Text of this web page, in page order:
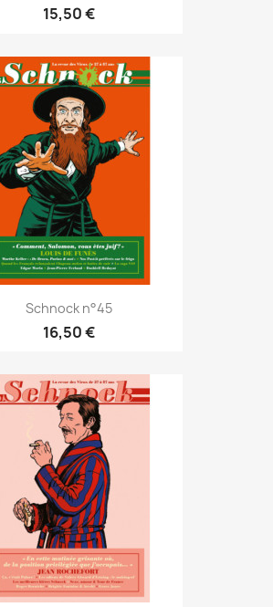
15,50 €
Schnock n°45
16,50 €